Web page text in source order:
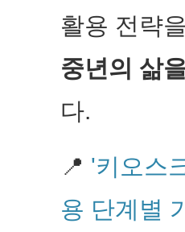
활용 전략
중년의 삶
다.
📍 '키오스
용 단계별